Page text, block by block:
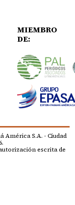
MIEMBRO
DE:
América S.A. - Ciudad
escrita de